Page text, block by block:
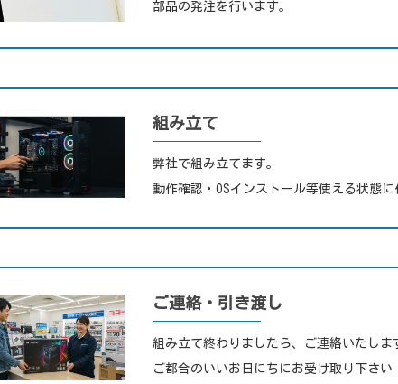
部品の発注を行います。
組み立て
弊社で組み立てます。
動作確認・OSインストール等使える状態
ご連絡・引き渡し
組み立て終わりましたら、ご連絡いたしま
ご都合のいいお日にちにお受け取り下さい